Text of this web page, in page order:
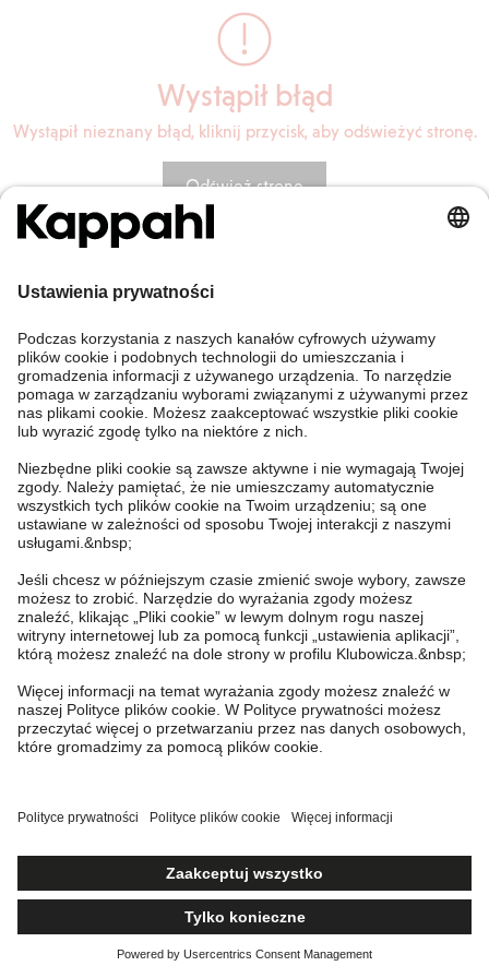
Wystąpił błąd
Wystąpił nieznany błąd, kliknij przycisk, aby odświeżyć stronę.
Odśwież stronę